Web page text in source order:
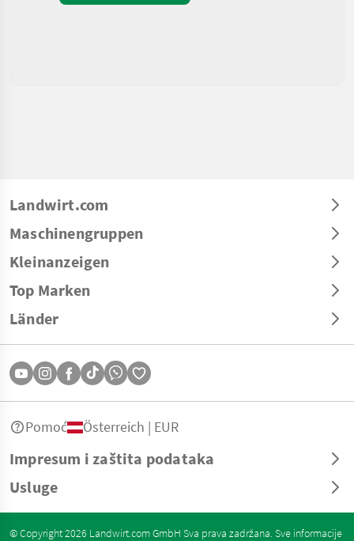
Landwirt.com
Maschinengruppen
Kleinanzeigen
Top Marken
Länder
Impresum i zaštita podataka
Usluge
Pomoć Österreich | EUR
© Copyright 2026 Landwirt.com GmbH Sva prava zadržana. Sve informacije